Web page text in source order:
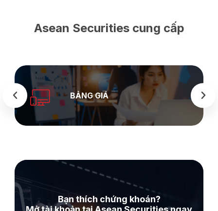
Asean Securities cung cấp
BẢNG GIÁ
Bạn thích chứng khoán?